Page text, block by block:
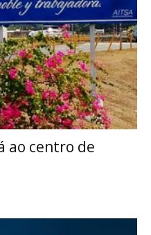
ao centro de